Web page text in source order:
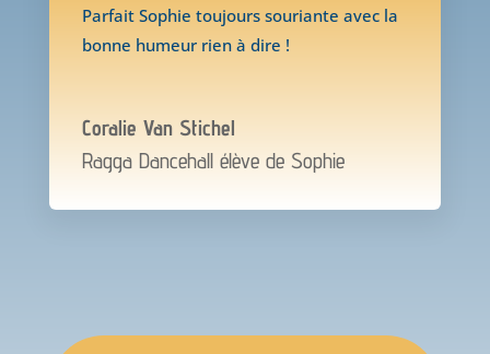
Parfait Sophie toujours souriante avec la
bonne humeur rien à dire !
Coralie Van Stichel
Ragga Dancehall élève de Sophie